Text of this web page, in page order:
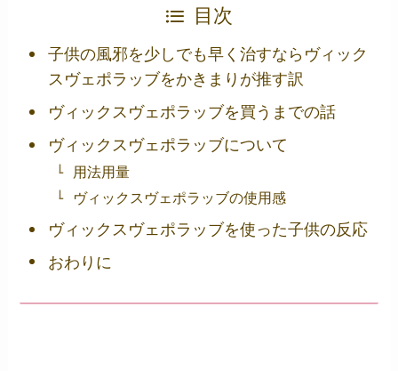
目次
子供の風邪を少しでも早く治すならヴィック
スヴェポラッブをかきまりが推す訳
ヴィックスヴェポラッブを買うまでの話
ヴィックスヴェポラッブについて
用法用量
ヴィックスヴェポラッブの使用感
ヴィックスヴェポラッブを使った子供の反応
おわりに